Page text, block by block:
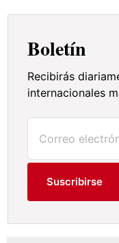
Boletín
Recibirás
internacionales
Suscribirse